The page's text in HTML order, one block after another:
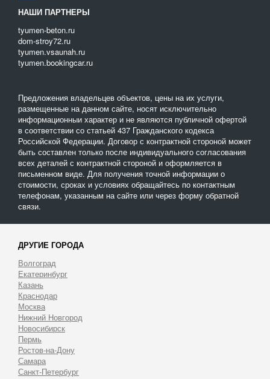
НАШИ ПАРТНЕРЫ
tyumen-beton.ru
dom-stroy72.ru
tyumen.vsaunah.ru
tyumen.bookingcar.ru
Предложения владельцев объектов, цены на их услуги,
размещенные на данном сайте, носят исключительно
информационныи характер и не являются публичной офертой
в соответствии со статьей 437 Гражданского кодекса
Российской Федерации. Договор с контрактной стороной может
быть составлен только после индивидуального согласования
всех деталей с контрактной стороной и оформляется в
письменном виде. Для получения точной информации о
стоимости, сроках и условиях обращайтесь по контактным
телефонам, указанным на сайте или через форму обратной
связи.
ДРУГИЕ ГОРОДА
Волгоград
Екатеринбург
Казань
Краснодар
Москва
Нижний Новгород
Новосибирск
Пермь
Ростов-на-Дону
Самара
Санкт-Петербург